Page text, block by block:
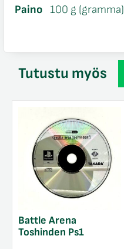
Paino 100 g (gramma)
Tutustu myös
Battle Arena
Toshinden Ps1